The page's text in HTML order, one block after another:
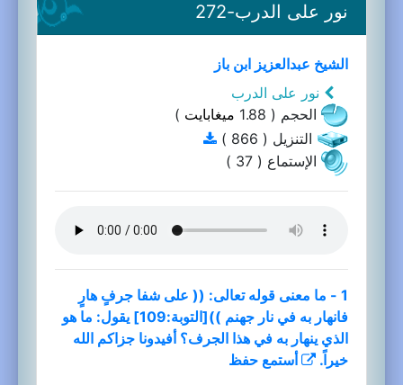
نور على الدرب-272
الشيخ عبدالعزيز ابن باز
نور على الدرب
الحجم ( 1.88
ميغابايت )
التنزيل ( 866 )
الإستماع ( 37 )
1 - ما معنى قوله تعالى: (( على شفا جرفٍ هارٍ
فانهار به في نار جهنم ))[التوبة:109] يقول: ما هو
الذي ينهار به في هذا الجرف؟ أفيدونا جزاكم الله
خيراً.
أستمع حفظ